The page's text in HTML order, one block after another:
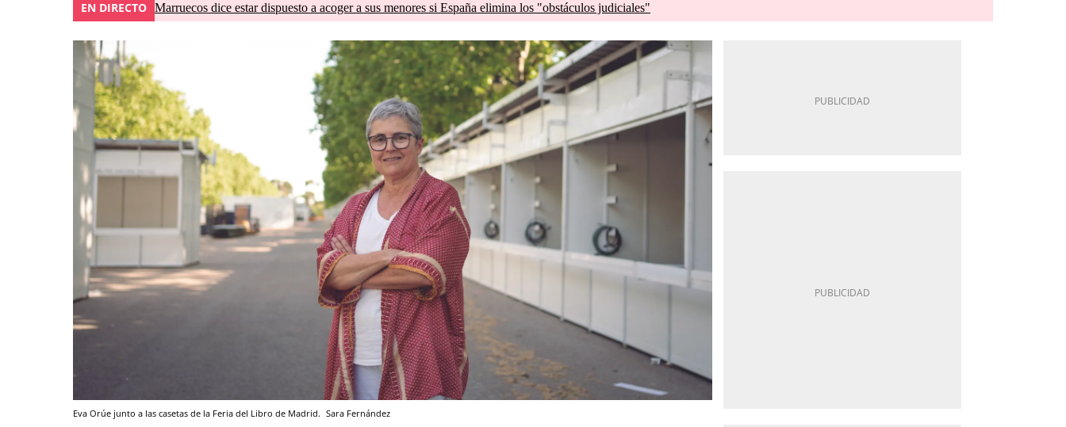
EN DIRECTO Marruecos dice estar dispuesto a acoger a sus menores si España elimina los "obstáculos judiciales"
Eva Orúe junto a las casetas de la Feria del Libro de Madrid. Sara Fernández